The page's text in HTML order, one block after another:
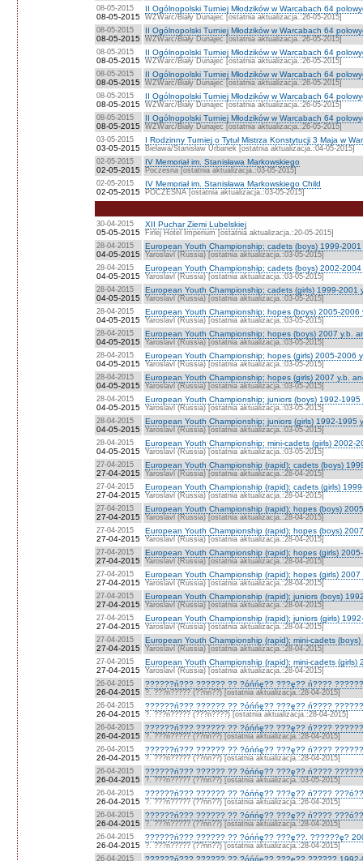
08-05-2015
08-05-2015
II Ogólnopolski Turniej Młodzików w Warcabach 64
WZWarc/Biały Dunajec [ostatnia aktualizacja.:26-05-2015]
08-05-2015
08-05-2015
II Ogólnopolski Turniej Młodzików w Warcabach 64
WZWarc/Biały Dunajec [ostatnia aktualizacja.:26-05-2015]
08-05-2015
08-05-2015
II Ogólnopolski Turniej Młodzików w Warcabach 64
WZWarc/Biały Dunajec [ostatnia aktualizacja.:26-05-2015]
08-05-2015
08-05-2015
II Ogólnopolski Turniej Młodzików w Warcabach 64
WZWarc/Biały Dunajec [ostatnia aktualizacja.:26-05-2015]
08-05-2015
08-05-2015
II Ogólnopolski Turniej Młodzików w Warcabach 64
WZWarc/Biały Dunajec [ostatnia aktualizacja.:26-05-2015]
08-05-2015
08-05-2015
II Ogólnopolski Turniej Młodzików w Warcabach 64
WZWarc/Biały Dunajec [ostatnia aktualizacja.:26-05-2015]
03-05-2015
03-05-2015
I Rodzinny Turniej o Tytuł Mistrza Konstytucji 3 Maja w
Bielawa/Stanisław Urbanek [ostatnia aktualizacja.:04-05-2015]
02-05-2015
02-05-2015
IV Memoriał im. Stanisława Markowskiego
Poczesna [ostatnia aktualizacja.:03-05-2015]
02-05-2015
02-05-2015
IV Memoriał im. Stanisława Markowskiego Child
POCZESNA [ostatnia aktualizacja.:03-05-2015]
30-04-2015
05-05-2015
XII Puchar Ziemi Lubelskiej
Firlej Hotel Imperium [ostatnia aktualizacja.:20-05-2015]
28-04-2015
04-05-2015
European Youth Championship; cadets (boys) 1999-2001
Yaroslavl (Russia) [ostatnia aktualizacja.:03-05-2015]
28-04-2015
04-05-2015
European Youth Championship; cadets (boys) 2002-2004
Yaroslavl (Russia) [ostatnia aktualizacja.:03-05-2015]
28-04-2015
04-05-2015
European Youth Championship; cadets (girls) 1999-2001
Yaroslavl (Russia) [ostatnia aktualizacja.:03-05-2015]
28-04-2015
04-05-2015
European Youth Championship; hopes (boys) 2005-2006
Yaroslavl (Russia) [ostatnia aktualizacja.:03-05-2015]
28-04-2015
04-05-2015
European Youth Championship; hopes (boys) 2007 y.b.
Yaroslavl (Russia) [ostatnia aktualizacja.:03-05-2015]
28-04-2015
04-05-2015
European Youth Championship; hopes (girls) 2005-2006
Yaroslavl (Russia) [ostatnia aktualizacja.:03-05-2015]
28-04-2015
04-05-2015
European Youth Championship; hopes (girls) 2007 y.b.
Yaroslavl (Russia) [ostatnia aktualizacja.:03-05-2015]
28-04-2015
04-05-2015
European Youth Championship; juniors (boys) 1992-
Yaroslavl (Russia) [ostatnia aktualizacja.:03-05-2015]
28-04-2015
04-05-2015
European Youth Championship; juniors (girls) 1992-1995
Yaroslavl (Russia) [ostatnia aktualizacja.:03-05-2015]
28-04-2015
04-05-2015
European Youth Championship; mini-cadets (girls) 2002-
Yaroslavl (Russia) [ostatnia aktualizacja.:03-05-2015]
27-04-2015
27-04-2015
European Youth Championship (rapid); cadets (boys)
Yaroslavl (Russia) [ostatnia aktualizacja.:28-04-2015]
27-04-2015
27-04-2015
European Youth Championship (rapid); cadets (girls)
Yaroslavl (Russia) [ostatnia aktualizacja.:28-04-2015]
27-04-2015
27-04-2015
European Youth Championship (rapid); hopes (boys)
Yaroslavl (Russia) [ostatnia aktualizacja.:28-04-2015]
27-04-2015
27-04-2015
European Youth Championship (rapid); hopes (boys)
Yaroslavl (Russia) [ostatnia aktualizacja.:28-04-2015]
27-04-2015
27-04-2015
European Youth Championship (rapid); hopes (girls)
Yaroslavl (Russia) [ostatnia aktualizacja.:28-04-2015]
27-04-2015
27-04-2015
European Youth Championship (rapid); hopes (girls)
Yaroslavl (Russia) [ostatnia aktualizacja.:28-04-2015]
27-04-2015
27-04-2015
European Youth Championship (rapid); juniors (boys)
Yaroslavl (Russia) [ostatnia aktualizacja.:28-04-2015]
27-04-2015
27-04-2015
European Youth Championship (rapid); juniors (girls)
Yaroslavl (Russia) [ostatnia aktualizacja.:28-04-2015]
27-04-2015
27-04-2015
European Youth Championship (rapid); mini-cadets
Yaroslavl (Russia) [ostatnia aktualizacja.:28-04-2015]
27-04-2015
27-04-2015
European Youth Championship (rapid); mini-cadets (girls)
Yaroslavl (Russia) [ostatnia aktualizacja.:28-04-2015]
26-04-2015
26-04-2015
??????ń??? ?????? ?? ?óńńę?? ???ę?? ń????
?. ???ń????? (??ńń??) [ostatnia aktualizacja.:28-04-2015]
26-04-2015
26-04-2015
??????ń??? ?????? ?? ?óńńę?? ???ę?? ń????
?. ???ń????? (???ń????) [ostatnia aktualizacja.:28-04-2015]
26-04-2015
26-04-2015
??????ń??? ?????? ?? ?óńńę?? ???ę?? ń????
?. ???ń????? (??ńń??) [ostatnia aktualizacja.:28-04-2015]
26-04-2015
26-04-2015
??????ń??? ?????? ?? ?óńńę?? ???ę?? ń????
?. ???ń????? (??ńń??) [ostatnia aktualizacja.:28-04-2015]
26-04-2015
26-04-2015
??????ń??? ?????? ?? ?óńńę?? ???ę?? ń????
?. ???ń????? (??ńń??) [ostatnia aktualizacja.:03-05-2015]
26-04-2015
26-04-2015
??????ń??? ?????? ?? ?óńńę?? ???ę?? ń????
?. ???ń????? (??ńń??) [ostatnia aktualizacja.:26-04-2015]
26-04-2015
26-04-2015
??????ń??? ?????? ?? ?óńńę?? ???ę?? ń????
?. ???ń????? (??ńń??) [ostatnia aktualizacja.:28-04-2015]
26-04-2015
26-04-2015
??????ń??? ?????? ?? ?óńńę?? ???ę??. ??????ę?
?. ???ń????? (??ńń??) [ostatnia aktualizacja.:28-04-2015]
26-04-2015
??????ń??? ?????? ?? ?óńńę?? ???ę??.??????